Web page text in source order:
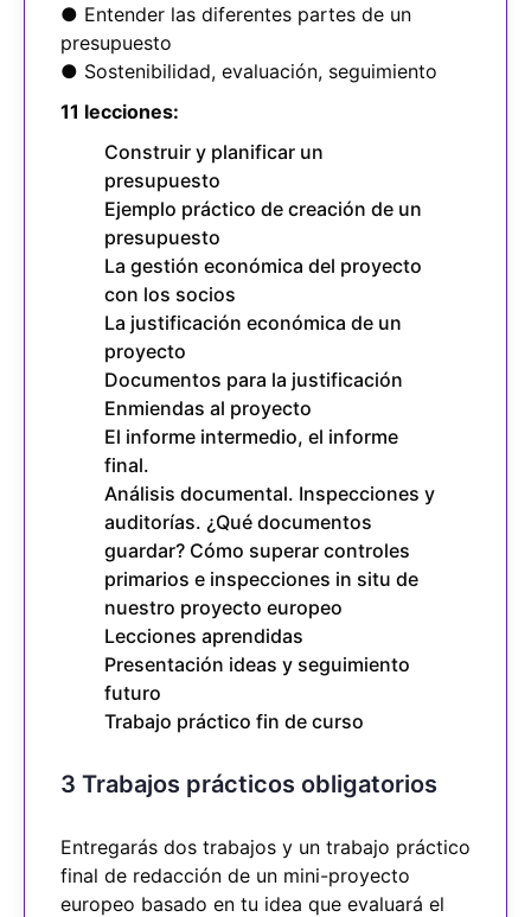
● Entender las diferentes partes de un
presupuesto
● Sostenibilidad, evaluación, seguimiento
11 lecciones:
Construir y planificar un
presupuesto
Ejemplo práctico de creación de un
presupuesto
La gestión económica del proyecto
con los socios
La justificación económica de un
proyecto
Documentos para la justificación
Enmiendas al proyecto
El informe intermedio, el informe
final.
Análisis documental. Inspecciones y
auditorías. ¿Qué documentos
guardar? Cómo superar controles
primarios e inspecciones in situ de
nuestro proyecto europeo
Lecciones aprendidas
Presentación ideas y seguimiento
futuro
Trabajo práctico fin de curso
3 Trabajos prácticos obligatorios
Entregarás dos trabajos y un trabajo práctico
final de redacción de un mini-proyecto
europeo basado en tu idea que evaluará el